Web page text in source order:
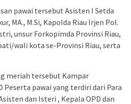
pawai tersebut Asisten I Setda
MA., M.Si, Kapolda Riau Irjen Pol.
unsur Forkopimda Provinsi Riau,
wali kota se-Provinsi Riau, serta
meriah tersebut Kampar
Peserta pawai yang terdiri dari Para
dan Isteri , Kepala OPD dan